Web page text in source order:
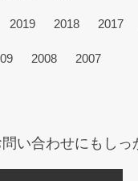
2019 2018 2017
2008 2007
い合わせにもしっ